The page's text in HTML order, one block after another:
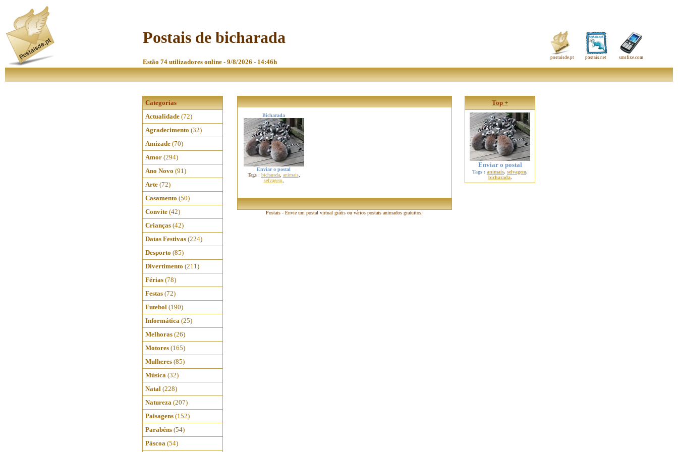
Postais de bicharada
Estão 74 utilizadores online - 9/8/2026 - 14:46h
postaisde.pt postais.net smsfixe.com
Categorias
Actualidade (72)
Agradecimento (32)
Amizade (70)
Amor (294)
Ano Novo (91)
Arte (72)
Casamento (50)
Convite (42)
Crianças (42)
Datas Festivas (224)
Desporto (85)
Divertimento (211)
Férias (78)
Festas (72)
Futebol (190)
Informática (25)
Melhoras (26)
Motores (165)
Mulheres (85)
Música (32)
Natal (228)
Natureza (207)
Paisagens (152)
Parabéns (54)
Páscoa (54)
Bicharada
Enviar o postal
Tags : bicharada, animais,
selvagem
Postais - Envie um postal virtual grátis ou vários postais animados gratuitos.
Top +
Enviar o postal
Tags : animais, selvagem,
bicharada,